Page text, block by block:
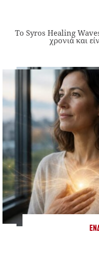
Το Syros Healing
χρονιά και